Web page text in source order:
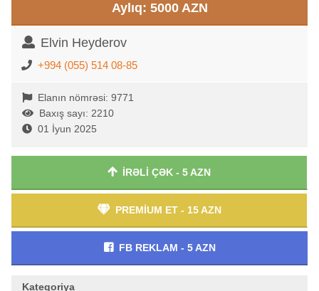
Aylıq: 5000 AZN
Elvin Heyderov
+994 (055) 514 08-85
Elanın nömrəsi: 9771
Baxış sayı: 2210
01 İyun 2025
İRƏLİ ÇƏK - 5 AZN
PREMİUM ET - 15 AZN
FB REKLAM - 5 AZN
Kateqoriya